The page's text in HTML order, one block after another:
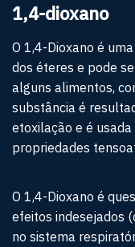
1,4-dioxano
O 1,4-Dioxano é
dos éteres e pode
alguns alimentos,
substância é
etoxilação e é
propriedades
O 1,4-Dioxano é
efeitos indesejados
no sistema